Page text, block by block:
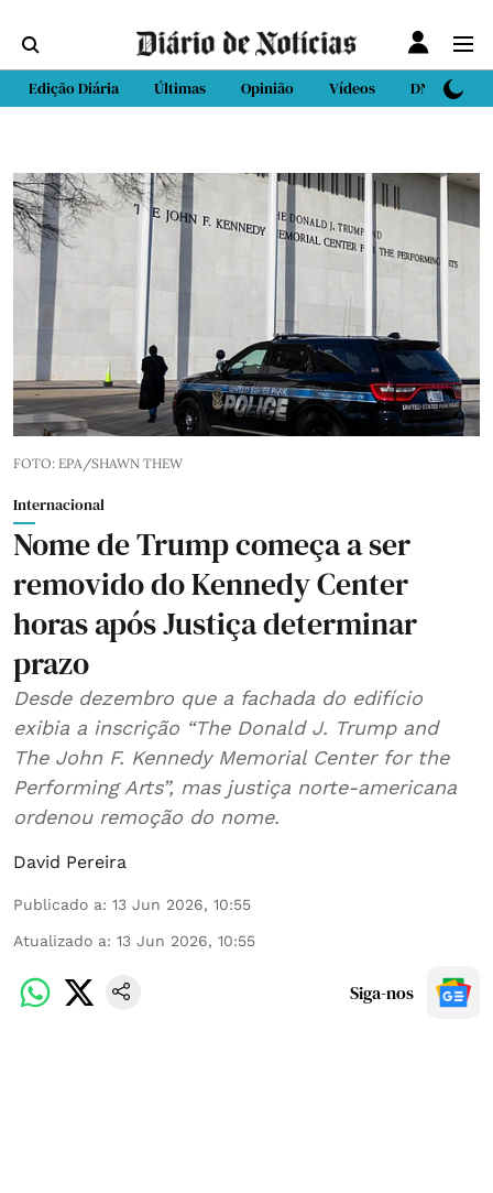
Edição Diária Últimas Opinião Vídeos DN Sport
FOTO: EPA/SHAWN THEW
Internacional
Nome de Trump começa a ser
removido do Kennedy Center
horas após Justiça determinar
prazo
Desde dezembro que a fachada do edifício
exibia a inscrição “The Donald J. Trump and
The John F. Kennedy Memorial Center for the
Performing Arts”, mas justiça norte-americana
ordenou remoção do nome.
David Pereira
Publicado a: 13 Jun 2026, 10:55
Atualizado a: 13 Jun 2026, 10:55
Siga-nos